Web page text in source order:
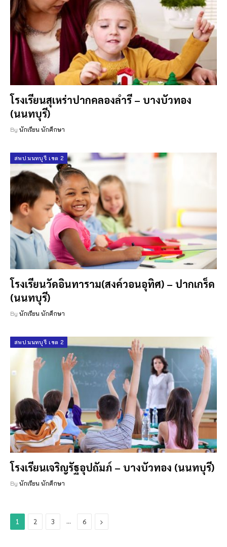
โรงเรียนสุเหร่าปากคลองลำรี – บางบัวทอง
(นนทบุรี)
By นักเรียน นักศึกษา
สพป.นนทบุรี เขต 2
โรงเรียนวัดอินทาราม(สงค์วอนอุทิศ) – ปากเกร็ด
(นนทบุรี)
By นักเรียน นักศึกษา
สพป.นนทบุรี เขต 2
โรงเรียนเจริญรัฐอุปถัมภ์ – บางบัวทอง (นนทบุรี)
By นักเรียน นักศึกษา
1 2 3 … 6 Next